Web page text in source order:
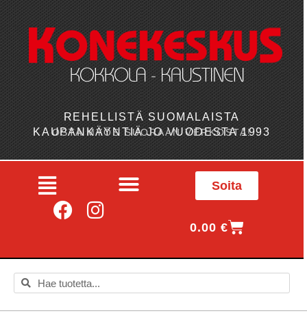
REHELLISTÄ SUOMALAISTA
KAUPANKÄYNTIÄ JO VUODESTA 1993
OSTA MYÖS SUORAAN VERKOSTA!
Soita
0.00€